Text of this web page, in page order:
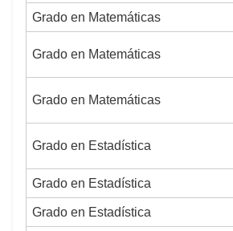
Grado en Matemáticas
Grado en Matemáticas
Grado en Matemáticas
Grado en Estadística
Grado en Estadística
Grado en Estadística